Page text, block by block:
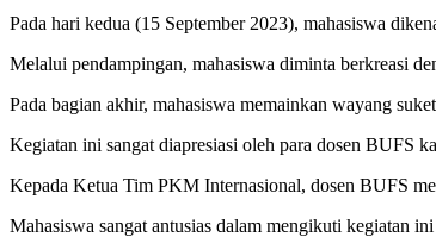
Pada hari kedua (15 September 2023), mahasiswa
Melalui pendampingan, mahasiswa diminta berkreasi
Pada bagian akhir, mahasiswa memainkan wayang
Kegiatan ini sangat diapresiasi oleh para dosen BUFS
Kepada Ketua Tim PKM Internasional, dosen BUFS
Mahasiswa sangat antusias dalam mengikuti kegiatan